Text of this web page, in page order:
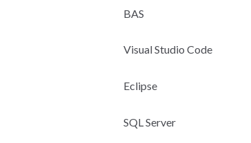
BAS
Visual Studio Code
Eclipse
SQL Server